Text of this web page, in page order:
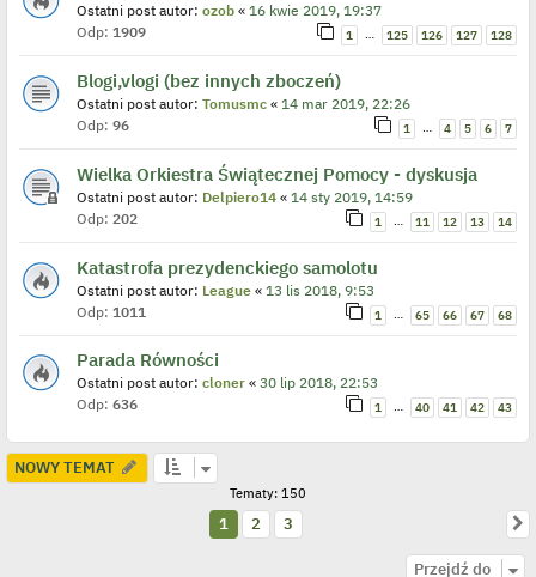
Ostatni post autor: ozob « 16 kwie 2019, 19:37
Odp: 1909 1 … 125 126 127 128
Blogi,vlogi (bez innych zboczeń)
Ostatni post autor: Tomusmc « 14 mar 2019, 22:26
Odp: 96 1 … 4 5 6 7
Wielka Orkiestra Świątecznej Pomocy - dyskusja
Ostatni post autor: Delpiero14 « 14 sty 2019, 14:59
Odp: 202 1 … 11 12 13 14
Katastrofa prezydenckiego samolotu
Ostatni post autor: League « 13 lis 2018, 9:53
Odp: 1011 1 … 65 66 67 68
Parada Równości
Ostatni post autor: cloner « 30 lip 2018, 22:53
Odp: 636 1 … 40 41 42 43
NOWY TEMAT
Tematy: 150
1 2 3
Przejdź do